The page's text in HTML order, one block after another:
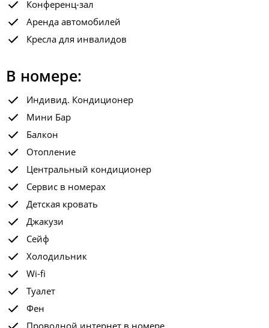
Конференц-зал
Аренда автомобилей
Кресла для инвалидов
В номере:
Индивид. Кондиционер
Мини Бар
Балкон
Отопление
Центральный кондиционер
Сервис в номерах
Детская кровать
Джакузи
Сейф
Холодильник
Wi-fi
Туалет
Фен
Проводной интернет в номере